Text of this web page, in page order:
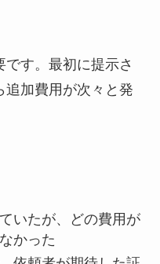
す。最初に提示さ
追加費用が次々と発
いたが、どの費用が
かった